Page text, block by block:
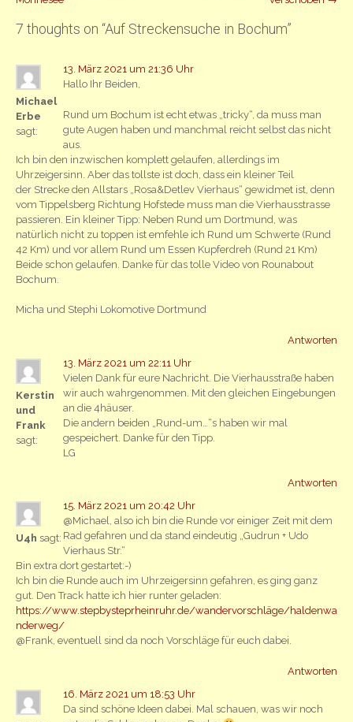
7 thoughts on “Auf Streckensuche in Bochum”
Michael
Erbe
sagt:
13. März 2021 um 21:36 Uhr
Hallo Ihr Beiden,
Rund um Bochum ist echt etwas „tricky“, da muss man
gute Augen haben und manchmal reicht selbst das nicht
aus.
Ich bin den inzwischen komplett gelaufen, allerdings im
Uhrzeigersinn. Aber das tollste ist doch, dass ein kleiner Teil
der Strecke den Allstars „Rosa&Detlev Vierhaus“ gewidmet ist, denn
vom Tippelsberg Richtung Hofstede muss man die Vierhausstrasse
passieren. Ein kleiner Tipp: Neben Rund um Dortmund, was
natürlich nicht zu toppen ist emfehle ich Rund um Schwerte (Rund
42 Km) und vor allem Rund um Essen Kupferdreh (Rund 21 Km)
Beide schon gelaufen. Danke für das tolle Video von Rounabout
Bochum.
Micha und Stephi Lokomotive Dortmund
Antworten
Kerstin
und
Frank
sagt:
13. März 2021 um 22:11 Uhr
Vielen Dank für eure Nachricht. Die Vierhausstraße haben
wir auch wahrgenommen. Mit den gleichen Eingebungen
an die 4häuser.
Die andern beiden „Rund-um…“s haben wir mal
gespeichert. Danke für den Tipp.
LG
Antworten
U4h sagt:
15. März 2021 um 20:42 Uhr
@Michael, also ich bin die Runde vor einiger Zeit mit dem
Rad gefahren und da stand eindeutig „Gudrun + Udo
Vierhaus Str.“
Bin extra dort gestartet:-)
Ich bin die Runde auch im Uhrzeigersinn gefahren, es ging ganz
gut. Den Track hatte ich hier runter geladen:
https://www.stepbysteprheinruhr.de/wandervorschläge/haldenwa
nderweg/
@Frank, eventuell sind da noch Vorschläge für euch dabei.
Antworten
16. März 2021 um 18:53 Uhr
Da sind schöne Ideen dabei. Mal schauen, was wir noch